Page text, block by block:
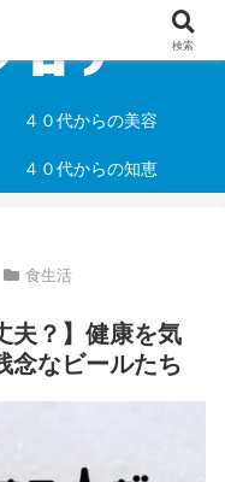
４０代からの美容
４０代からの知恵
食生活
夫？】健康を気
念なビールたち
検索